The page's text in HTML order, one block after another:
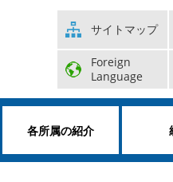
サイトマップ
Foreign
Language
各所属の紹介